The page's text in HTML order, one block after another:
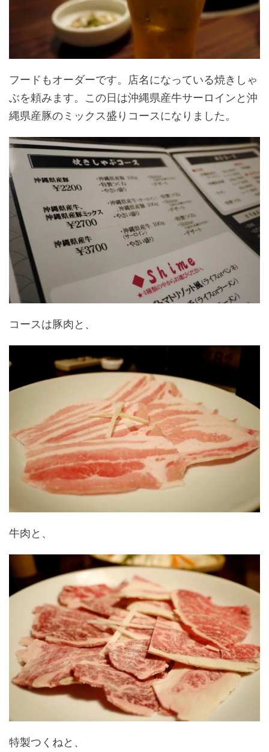
フードもオーダーです。店名になっている焼きしゃ
ぶを頼みます。この日は沖縄県産牛サーロインと沖
縄県産豚のミックス盛りコースになりました。
コースは豚肉と、
牛肉と、
特製つくねと、